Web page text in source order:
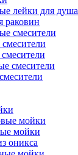
лейки для душа
раковин
смесители
смесители
мойки
мойки
оникса